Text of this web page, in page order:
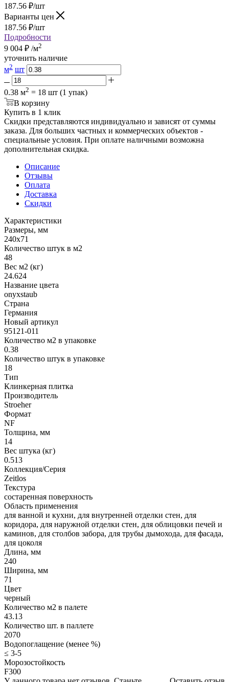
187.56 ₽/шт
Варианты цен
187.56 ₽/шт
Подробности
9 004 ₽ /м2
уточнить наличие
м2 шт
0.38 м2 = 18 шт (1 упак)
В корзину
Купить в 1 клик
Скидки представляются индивидуально и зависят от суммы
заказа. Для больших частных и коммерческих объектов -
специальные условия. При оплате наличными возможна
дополнительная скидка.
Описание
Отзывы
Оплата
Доставка
Скидки
Характеристики
Размеры, мм
240x71
Количество штук в м2
48
Вес м2 (кг)
24.624
Название цвета
onyxstaub
Страна
Германия
Новый артикул
95121-011
Количество м2 в упаковке
0.38
Количество штук в упаковке
18
Тип
Клинкерная плитка
Производитель
Stroeher
Формат
NF
Толщина, мм
14
Вес штука (кг)
0.513
Коллекция/Серия
Zeitlos
Текстура
состаренная поверхность
Область применения
для ванной и кухни, для внутренней отделки стен, для
коридора, для наружной отделки стен, для облицовки печей и
каминов, для столбов забора, для трубы дымохода, для фасада,
для цоколя
Длина, мм
240
Ширина, мм
71
Цвет
черный
Количество м2 в палете
43.13
Количество шт. в паллете
2070
Водопоглащение (менее %)
≤ 3-5
Морозостойкость
F300